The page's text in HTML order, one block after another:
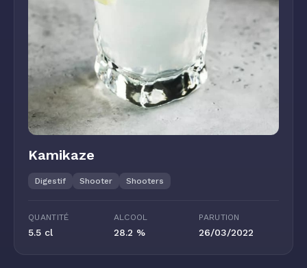
Kamikaze
Digestif Shooter Shooters
QUANTITÉ
5.5 cl
ALCOOL
28.2 %
PARUTION
26/03/2022